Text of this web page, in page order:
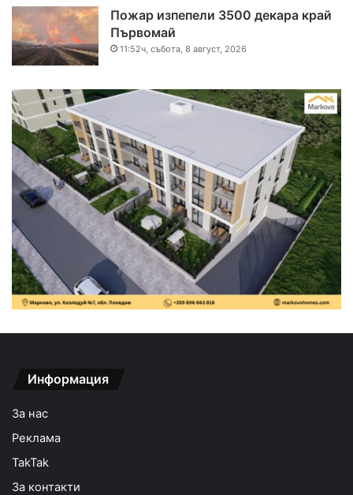
Пожар изпепели 3500 декара край
Първомай
11:52ч, събота, 8 август, 2026
Информация
За нас
Реклама
TakTak
За контакти